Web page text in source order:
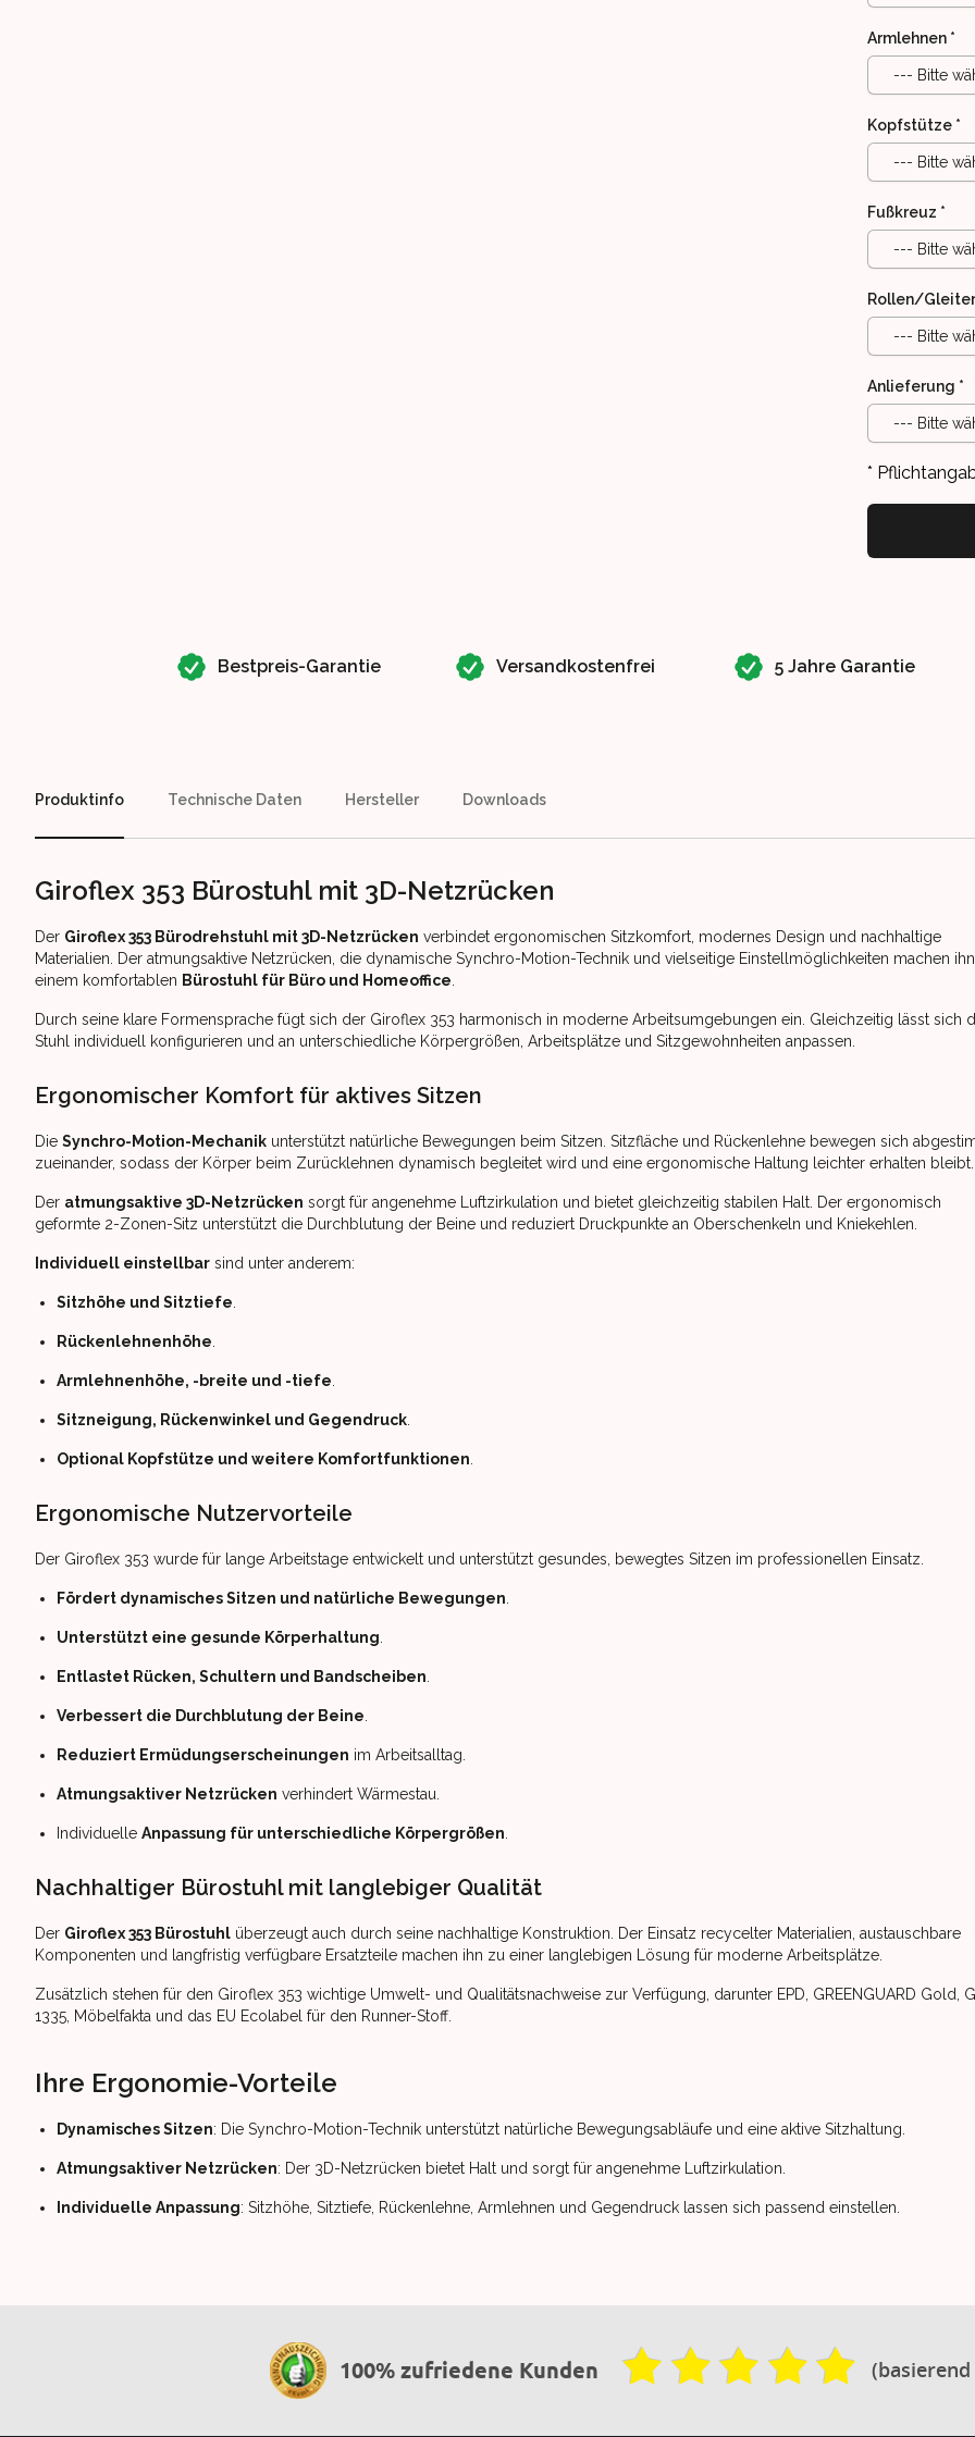
Armlehnen *
--- Bitte
Kopfstütze *
--- Bitte
Fußkreuz *
--- Bitte
Rollen/
--- Bitte
Anlieferung *
--- Bitte
*
Bestpreis-Garantie Versandkostenfrei 5 Jahre Garantie
Produktinfo Technische Daten Hersteller Downloads
Giroflex 353 Bürostuhl mit 3D-Netzrücken
Der Giroflex 353 Bürodrehstuhl mit 3D-Netzrücken verbindet ergonomischen Sitzkomfort, modernes Design und nachhaltige
Materialien. Der atmungsaktive Netzrücken, die dynamische Synchro-Motion-Technik und vielseitige Einstellmöglichkeiten machen
einem komfortablen Bürostuhl für Büro und Homeoffice
Durch seine klare Formensprache fügt sich der Giroflex 353 harmonisch in moderne Arbeitsumgebungen ein. Gleichzeitig lässt sich
Stuhl individuell konfigurieren und an unterschiedliche Körpergrößen, Arbeitsplätze und Sitzgewohnheiten anpassen.
Ergonomischer Komfort für aktives Sitzen
Die Synchro-Motion-Mechanik unterstützt natürliche Bewegungen beim Sitzen. Sitzfläche und Rückenlehne bewegen sich
zueinander, sodass der Körper beim Zurücklehnen dynamisch begleitet wird und eine ergonomische Haltung leichter erhalten bleibt.
Der atmungsaktive 3D-Netzrücken sorgt für angenehme Luftzirkulation und bietet gleichzeitig stabilen Halt. Der ergonomisch
geformte 2-Zonen-Sitz unterstützt die Durchblutung der Beine und reduziert Druckpunkte an Oberschenkeln und Kniekehlen.
Individuell einstellbar sind unter anderem:
Sitzhöhe und Sitztiefe
Rückenlehnenhöhe
Armlehnenhöhe, -breite und -tiefe
Sitzneigung, Rückenwinkel und Gegendruck
Optional Kopfstütze und weitere Komfortfunktionen
Ergonomische Nutzervorteile
Der Giroflex 353 wurde für lange Arbeitstage entwickelt und unterstützt gesundes, bewegtes Sitzen im professionellen Einsatz.
Fördert dynamisches Sitzen und natürliche Bewegungen
Unterstützt eine gesunde Körperhaltung
Entlastet Rücken, Schultern und Bandscheiben
Verbessert die Durchblutung der Beine
Reduziert Ermüdungserscheinungen im Arbeitsalltag.
Atmungsaktiver Netzrücken verhindert Wärmestau.
Individuelle Anpassung für unterschiedliche Körpergrößen
Nachhaltiger Bürostuhl mit langlebiger Qualität
Der Giroflex 353 Bürostuhl überzeugt auch durch seine nachhaltige Konstruktion. Der Einsatz recycelter Materialien, austauschbare
Komponenten und langfristig verfügbare Ersatzteile machen ihn zu einer langlebigen Lösung für moderne Arbeitsplätze.
Zusätzlich stehen für den Giroflex 353 wichtige Umwelt- und Qualitätsnachweise zur Verfügung, darunter EPD, GREENGUARD Gold,
1335, Möbelfakta und das EU Ecolabel für den Runner-Stoff.
Ihre Ergonomie-Vorteile
Dynamisches Sitzen: Die Synchro-Motion-Technik unterstützt natürliche Bewegungsabläufe und eine aktive Sitzhaltung.
Atmungsaktiver Netzrücken: Der 3D-Netzrücken bietet Halt und sorgt für angenehme Luftzirkulation.
Individuelle Anpassung: Sitzhöhe, Sitztiefe, Rückenlehne, Armlehnen und Gegendruck lassen sich passend einstellen.
100% zufriedene Kunden